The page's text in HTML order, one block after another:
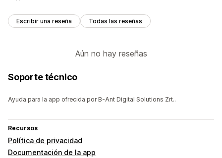
Escribir una reseña Todas las reseñas
Aún no hay reseñas
Soporte técnico
Ayuda para la app ofrecida por B-Ant Digital Solutions Zrt..
Recursos
Política de privacidad
Documentación de la app